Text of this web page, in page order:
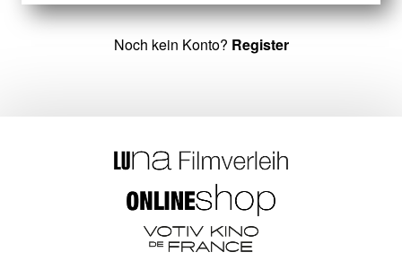
Noch kein Konto? Register